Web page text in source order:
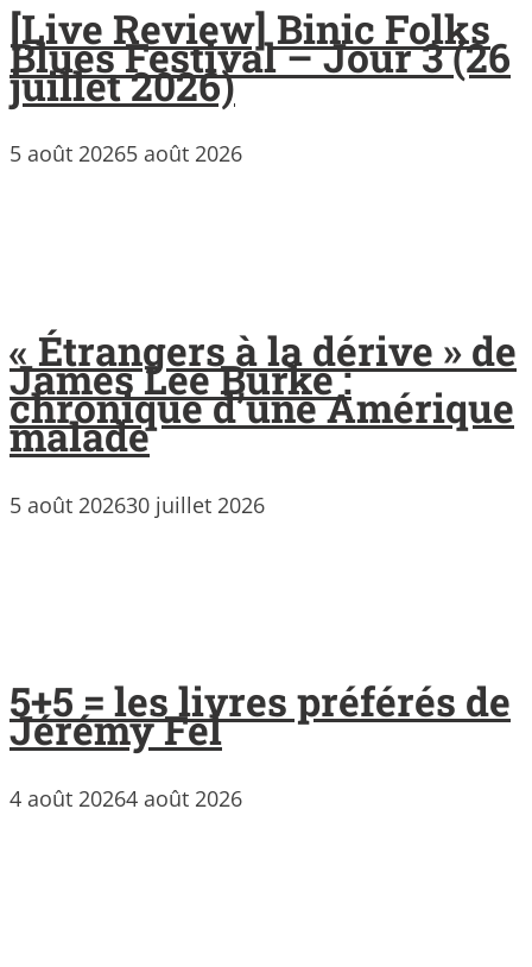
[Live Review] Binic Folks
Blues Festival – Jour 3 (26
juillet 2026)
5 août 20265 août 2026
« Étrangers à la dérive » de
James Lee Burke :
chronique d’une Amérique
malade
5 août 202630 juillet 2026
5+5 = les livres préférés de
Jérémy Fel
4 août 20264 août 2026